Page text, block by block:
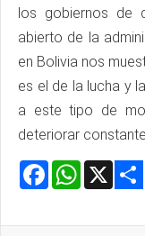
los gobiernos de
abierto de la
en Bolivia nos
es el de la lucha y
a este tipo de
deteriorar
Facebook
WhatsApp